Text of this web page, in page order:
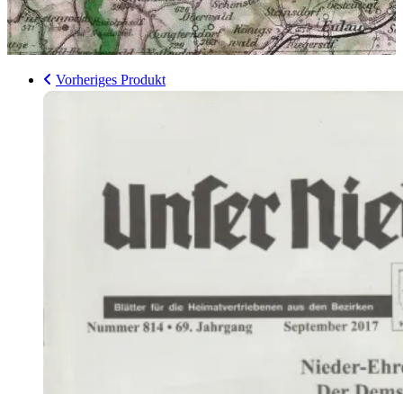
Vorheriges Produkt